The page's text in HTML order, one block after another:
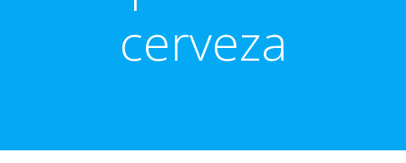
cerveza